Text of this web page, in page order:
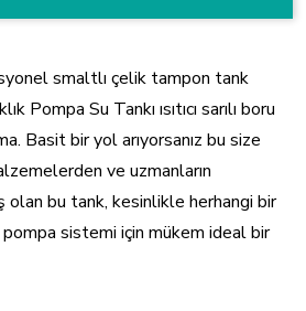
smaltlı çelik tampon tank
Pompa Su Tankı ısıtıcı sarılı boru
Basit bir yol arıyorsanız bu size
ve uzmanların
olan bu tank, kesinlikle herhangi bir
pompa sistemi için mükem ideal bir